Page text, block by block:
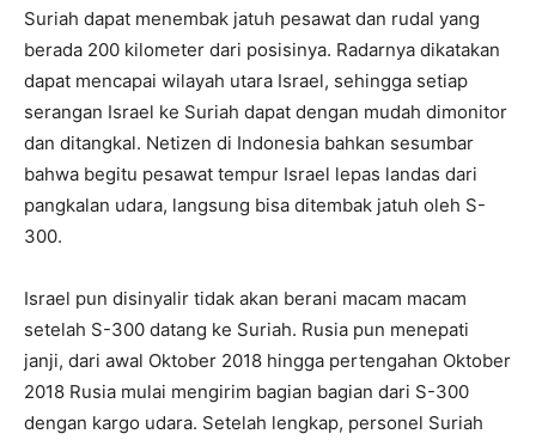
Suriah dapat menembak jatuh pesawat dan rudal yang
berada 200 kilometer dari posisinya. Radarnya dikatakan
dapat mencapai wilayah utara Israel, sehingga setiap
serangan Israel ke Suriah dapat dengan mudah dimonitor
dan ditangkal. Netizen di Indonesia bahkan sesumbar
bahwa begitu pesawat tempur Israel lepas landas dari
pangkalan udara, langsung bisa ditembak jatuh oleh S-
300.
Israel pun disinyalir tidak akan berani macam macam
setelah S-300 datang ke Suriah. Rusia pun menepati
janji, dari awal Oktober 2018 hingga pertengahan Oktober
2018 Rusia mulai mengirim bagian bagian dari S-300
dengan kargo udara. Setelah lengkap, personel Suriah